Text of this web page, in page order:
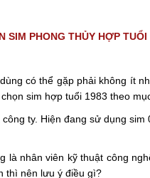
SIM PHONG THỦY HỢP TUỔI
có thể gặp phải không ít
sim hợp tuổi 1983 theo
ty. Hiện đang sử dụng
là nhân viên kỹ thuật công
thì nên lưu ý điều gì?